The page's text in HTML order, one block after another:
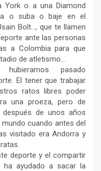
York o a una Diamond
o suba o baje en el
Bolt…, que te llamen
ante las personas
a Colombia para que
de atletismo…
pasado
El tener que trabajar
ratos libres poder
una proeza, pero de
de unos años
cuando antes del
visitado era Andorra y
deporte y el compartir
ha ayudado a sacar la